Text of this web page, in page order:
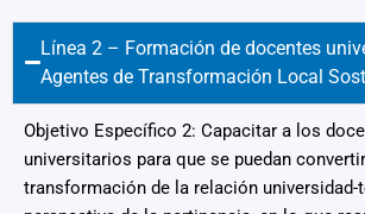
Línea 2 – Formación de docentes
Agentes de Transformación Local
Objetivo Específico 2: Capacitar a los
universitarios para que se puedan
transformación de la relación